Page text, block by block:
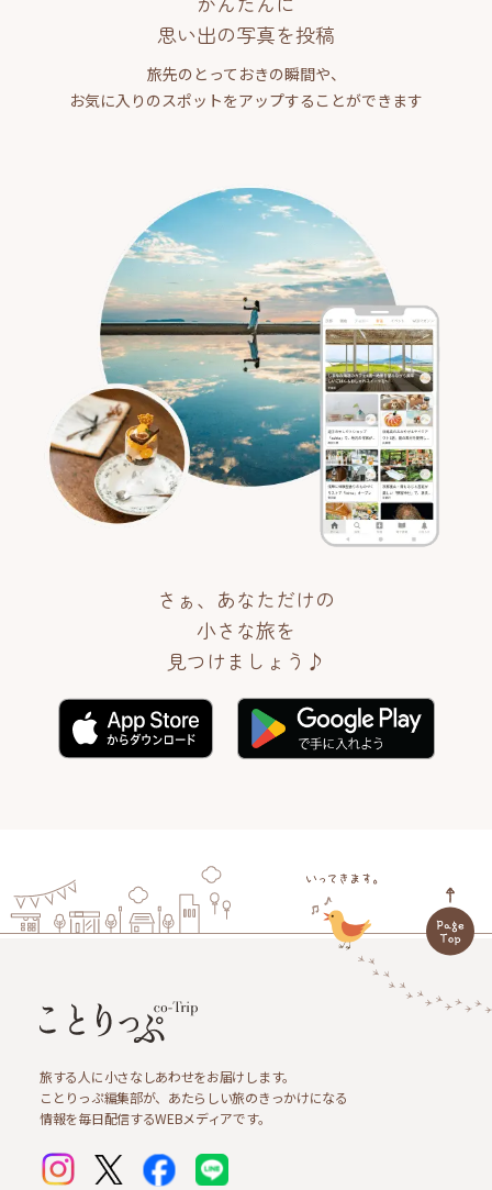
思い出の写真を投稿
旅先のとっておきの瞬間や、
お気に入りのスポットをアップすることができます
さぁ、あなただけの
小さな旅を
見つけましょう♪
旅する人に小さなしあわせをお届けします。
ことりっぷ編集部が、あたらしい旅のきっかけになる
情報を毎日配信するWEBメディアです。